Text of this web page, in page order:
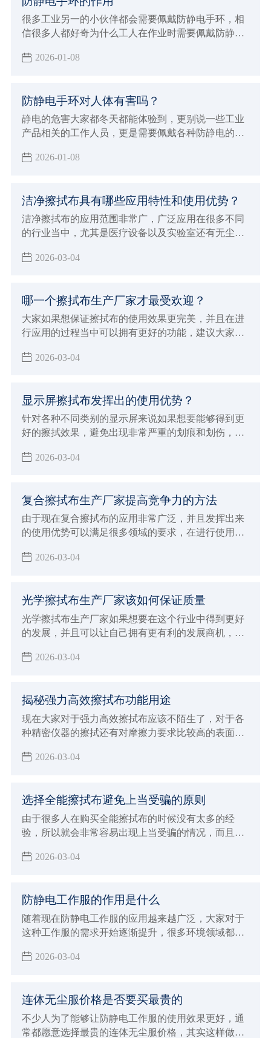
很多工业另一的小伙伴都会需要佩戴防静电手环，相
信很多人都好奇为什么工人在作业时需要佩戴防静电
有效防静电的原理是什么，今天小辉就一并来给大家
2026-01-08
防静电手环对人体有害吗？
静电的危害大家都冬天都能体验到，更别说一些工业
产品相关的工作人员，更是需要佩戴各种防静电的护
到防静电，很多小伙伴也会想知道防静电手环对人体
2026-01-08
洁净擦拭布具有哪些应用特性和使用优势？
洁净擦拭布的应用范围非常广，广泛应用在很多不同
的行业当中，尤其是医疗设备以及实验室还有无尘车
以才会在一些重要的行业领域当中进行使用，能够让
用，也确实会发挥出很好的使用优势，下面就来为大
家介绍洁净擦拭布具体特征和优势。
2026-03-04
哪一个擦拭布生产厂家才最受欢迎？
大家如果想保证擦拭布的使用效果更完美，并且在进
行应用的过程当中可以拥有更好的功能，建议大家必
买，自然就可以保证使用的效果更加完美，如果想要
2026-03-04
显示屏擦拭布发挥出的使用优势？
针对各种不同类别的显示屏来说如果想要能够得到更
好的擦拭效果，避免出现非常严重的划痕和划伤，建
拭，这样才可以保证清洁的效果更加完美
2026-03-04
复合擦拭布生产厂家提高竞争力的方法
由于现在复合擦拭布的应用非常广泛，并且发挥出来
的使用优势可以满足很多领域的要求，在进行使用的
的使用体验能够发挥出更好的功能性，大众消费者在
景非常广阔，但是竞争力也是非常激烈，如果想要得
到大众消费者的支持和认可，并且能够给予非常高的
好评，一定要注意下面这些提高竞争力的方法。
2026-03-04
光学擦拭布生产厂家该如何保证质量
光学擦拭布生产厂家如果想要在这个行业中得到更好
的发展，并且可以让自己拥有更有利的发展商机，建
个行业的发展动态，最重要的是了解大众消费者的需
发展才会更有竞争优势，由于现在生产光学擦拭布的
厂家越来越多，建议大家必须要保证生产质量，才能
够让自己未来的发展得到促进。
2026-03-04
揭秘强力高效擦拭布功能用途
现在大家对于强力高效擦拭布应该不陌生了，对于各
种精密仪器的擦拭还有对摩擦力要求比较高的表面擦
磨损和划痕，自然就可以让清洁的效果更加彻底
2026-03-04
选择全能擦拭布避免上当受骗的原则
由于很多人在购买全能擦拭布的时候没有太多的经
验，所以就会非常容易出现上当受骗的情况，而且现
牌也开始层出不穷，所以规格型号那边也开始更加多
介绍一下，进行购买全能擦拭布过程中如何避免上当
受骗？该注意哪些非常重要的原则和标准呢。
2026-03-04
防静电工作服的作用是什么
随着现在防静电工作服的应用越来越广泛，大家对于
这种工作服的需求开始逐渐提升，很多环境领域都需
防静电效果，例如生产加工食品以及药品的行业，还
2026-03-04
连体无尘服价格是否要买最贵的
不少人为了能够让防静电工作服的使用效果更好，通
常都愿意选择最贵的连体无尘服价格，其实这样做的